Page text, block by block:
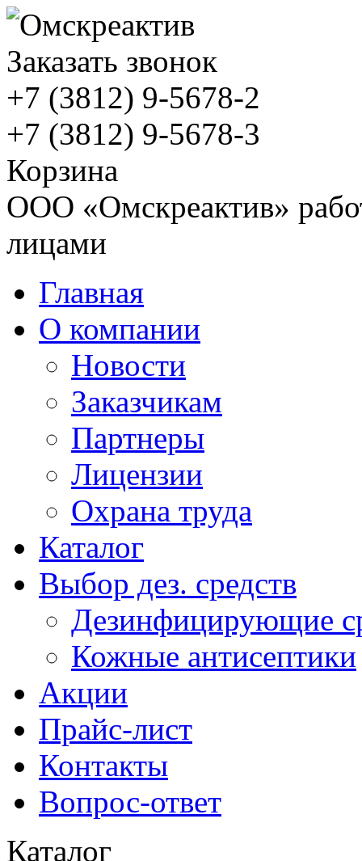
Заказать звонок
+7 (3812) 9-5678-2
+7 (3812) 9-5678-3
Корзина
ООО «Омскреактив»
лицами
Главная
О компании
Новости
Заказчикам
Партнеры
Лицензии
Охрана труда
Каталог
Выбор дез. средств
Дезинфицирующие
Кожные антисептики
Акции
Прайс-лист
Контакты
Вопрос-ответ
Каталог